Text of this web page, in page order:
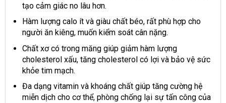
tạo cảm giác no lâu hơn.
Hàm lượng calo ít và giàu chất béo, rất phù hợp cho
người ăn kiêng, muốn kiểm soát cân nặng.
Chất xơ có trong măng giúp giảm hàm lượng
cholesterol xấu, tăng cholesterol có lợi và bảo vệ sức
khỏe tim mạch.
Đa dạng vitamin và khoáng chất giúp tăng cường hệ
miễn dịch cho cơ thể, phòng chống lại sự tấn công của